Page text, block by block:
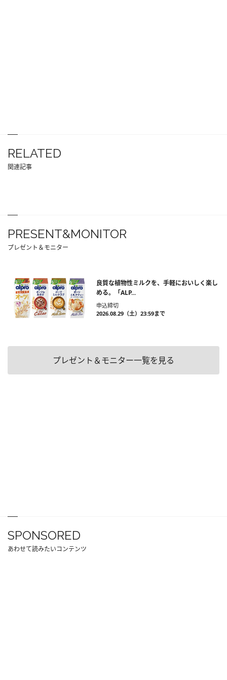
RELATED
関連記事
PRESENT&MONITOR
プレゼント＆モニター
良質な植物性ミルクを、手軽においしく楽し
める。「ALP...
申込締切
2026.08.29（土）23:59まで
プレゼント＆モニター一覧を見る
SPONSORED
あわせて読みたいコンテンツ